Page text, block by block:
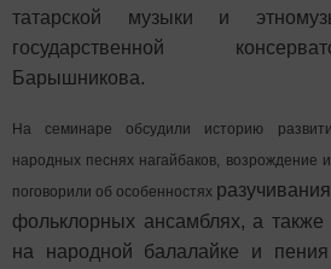
татарской музыки и
государственной
Барышникова.
На семинаре обсудили историю
народных песнях нагайбаков, возрождение
поговорили об особенностях
фольклорных ансамблях, а также
на народной балалайке и пения